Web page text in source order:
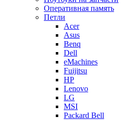
Оперативная память
Петли
Acer
Asus
Benq
Dell
eMachines
Fuijitsu
HP
Lenovo
LG
MSI
Packard Bell